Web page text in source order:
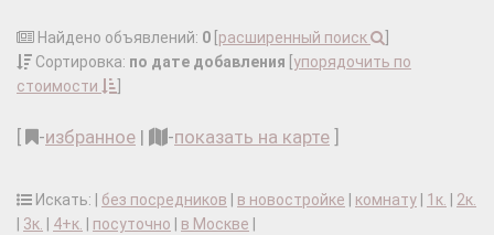
Найдено объявлений: 0 расширенный поиск
Сортировка: по дате добавления упорядочить по
стоимости
-избранное | -показать на карте
Искать: | без посредников в новостройке комнату 1к.
2к.
3к. 4+к. посуточно в Москве